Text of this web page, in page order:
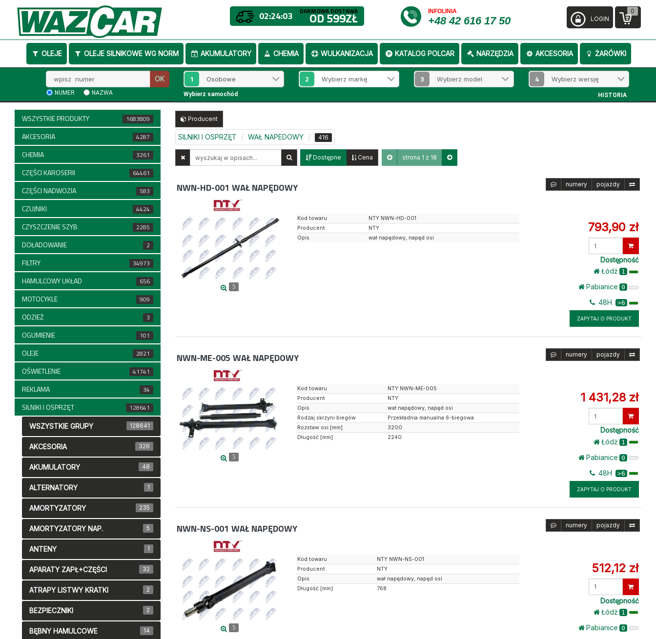
02:24:03 DARMOWA DOSTAWA
OD 599ZŁ INFOLINIA
+48 42 616 17 50
OLEJE OLEJE SILNIKOWE WG NORM AKUMULATORY CHEMIA WULKANIZACJA KATALOG POLCAR NARZĘDZIA AKCESORIA ŻARÓWKI
0
LOGIN
numer
OK
NUMER NAZWA
1 2 3 4
Wybierz samochód HISTORIA
Producent
SILNIKI I OSPRZĘT WAŁ NAPEDOWY 416
Dostępne Cena strona 1 z 18
NWN-HD-001 WAŁ NAPĘDOWY numery pojazdy
5
793,90 zł
Dostępność
Łódż 1
Pabianice 0
48H >6
ZAPYTAJ O PRODUKT
Kod towaru
NTY NWN-HD-001
Producent
NTY
Opis
wał napędowy, napęd osi
NWN-ME-005 WAŁ NAPĘDOWY numery pojazdy
5
1 431,28 zł
Dostępność
Łódż 1
Pabianice 0
48H >6
ZAPYTAJ O PRODUKT
Kod towaru
NTY NWN-ME-005
Producent
NTY
Opis
wał napędowy, napęd osi
Rodzaj skrzyni biegów
Przekładnia manualna 6-biegowa
Rozstaw osi [mm]
3200
Długość [mm]
2240
NWN-NS-001 WAŁ NAPĘDOWY numery pojazdy
5
512,12 zł
Wprowadź
Dostępność
Łódż 1
Pabianice 0
Kod towaru
NTY NWN-NS-001
Producent
NTY
Opis
wał napędowy, napęd osi
Długość [mm]
768
WSZYSTKIE PRODUKTY 1683809
AKCESORIA 4287
CHEMIA 3261
CZĘŚCI KAROSERII 64461
CZĘŚCI NADWOZIA 583
CZUJNIKI 4424
CZYSZCZENIE SZYB 2285
DOŁADOWANIE 2
FILTRY 34973
HAMULCOWY UKŁAD 656
MOTOCYKLE 909
ODZIEŻ 3
OGUMIENIE 101
OLEJE 2821
OŚWIETLENIE 41741
REKLAMA 34
SILNIKI I OSPRZĘT 128641
WSZYSTKIE GRUPY 128641
AKCESORIA 326
AKUMULATORY 48
ALTERNATORY 1
AMORTYZATORY 235
AMORTYZATORY NAP. 5
ANTENY 1
APARATY ZAPŁ+CZĘŚCI 32
ATRAPY LISTWY KRATKI 2
BEZPIECZNIKI 2
BĘBNY HAMULCOWE 14